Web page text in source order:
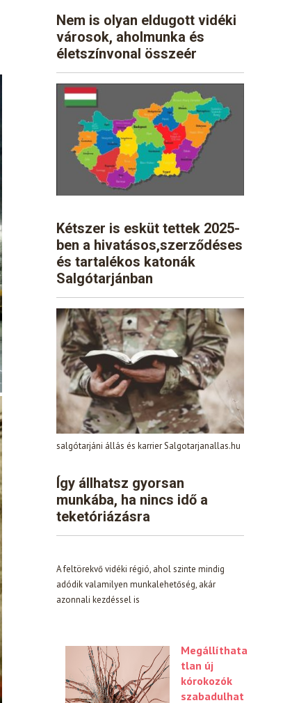
Nem is olyan eldugott vidéki
városok, aholmunka és
életszínvonal összeér
Kétszer is esküt tettek 2025-
ben a hivatásos,szerződéses
és tartalékos katonák
Salgótarjánban
salgótarjáni állás és karrier Salgotarjanallas.hu
Így állhatsz gyorsan
munkába, ha nincs idő a
teketóriázásra
A feltörekvő vidéki régió, ahol szinte mindig
adódik valamilyen munkalehetőség, akár
azonnali kezdéssel is
Megállíthata
tlan új
kórokozók
szabadulhat